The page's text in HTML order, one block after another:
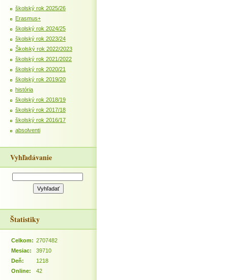
školský rok 2025/26
Erasmus+
školský rok 2024/25
školský rok 2023/24
Školský rok 2022/2023
školský rok 2021/2022
školský rok 2020/21
školský rok 2019/20
história
školský rok 2018/19
školský rok 2017/18
školský rok 2016/17
absolventi
Vyhľadávanie
Štatistiky
Online: 42
Celkom: 2707482
Mesiac:
39710
Deň:
1218